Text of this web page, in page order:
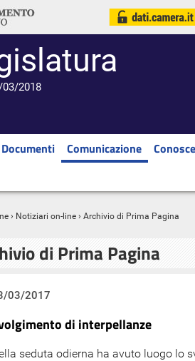
2018
Documenti Comunicazione
› Notiziari on-line › Archivio di Prima Pagina
di Prima Pagina
03/2017
di interpellanze
seduta odierna ha avuto luogo lo